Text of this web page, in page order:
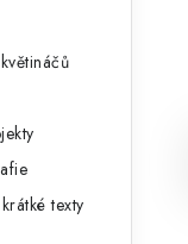
texty